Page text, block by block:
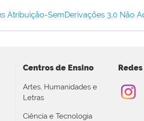
Atribuição-SemDerivações 3.0 Não
Centros de Ensino
Artes, Humanidades e
Letras
Ciência e Tecnologia